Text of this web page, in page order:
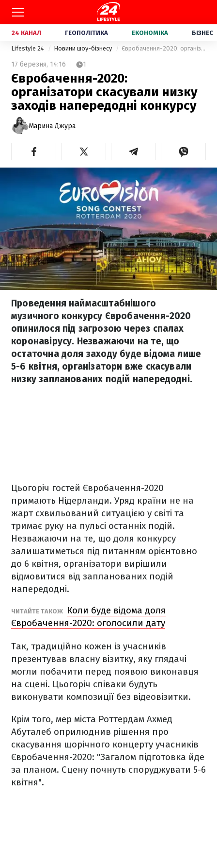
24 КАНАЛ ГЕОПОЛІТИКА ЕКОНОМІКА БІЗНЕС
Lifestyle 24 Новини шоу-бізнесу Євробачення-2020: організатори скасували низку заходів напередодні конкурсу
17 березня, 14:16 1
Євробачення-2020:
організатори скасували низку
заходів напередодні конкурсу
Марина Джура
Проведення наймасштабнішого
музичного конкурсу Євробачення-2020
опинилося під загрозою через спалах
коронавірусу. Незважаючи на те, що
остаточна доля заходу буде відома лише
5-6 квітня, організатори вже скасували
низку запланованих подій напередодні.
Цьогоріч гостей Євробачення-2020
примають Нідерланди. Уряд країни не на
жарт схвильований ситуацією у світі та
тримає руку на пульсі останніх подій.
Незважаючи на те, що доля конкурсу
залишатиметься під питанням орієнтовно
до 6 квітня, організатори вирішили
відмовитися від запланованих подій
напередодні.
ЧИТАЙТЕ ТАКОЖ
Коли буде відома доля
Євробачення-2020: оголосили дату
Так, традиційно кожен із учасників
презентував власну візитку, яку глядачі
могли побачити перед появою виконавця
на сцені. Цьогоріч співаки будуть
виконувати композиції без відеовізитки.
Крім того, мер міста Роттердам Ахмед
Абуталеб оприлюднив рішення про
скасування щорічного концерту учасників
Євробачення-2020: "Загалом підготовка йде
за планом. Сцену почнуть споруджувати 5-6
квітня".